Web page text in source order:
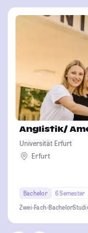
Anglistik/
Universität Erfurt
Erfurt
Bachelor 6 Semester
Zwei-Fach-Bachelor